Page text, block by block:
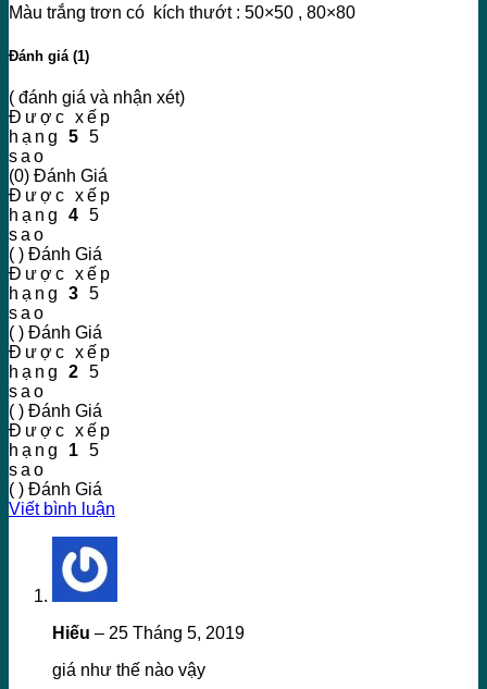
Màu trắng trơn có kích thướt : 50×50 , 80×80
Đánh giá (1)
( đánh giá và nhận xét)
Được xếp
hạng 5 5
sao
(0) Đánh Giá
Được xếp
hạng 4 5
sao
( ) Đánh Giá
Được xếp
hạng 3 5
sao
( ) Đánh Giá
Được xếp
hạng 2 5
sao
( ) Đánh Giá
Được xếp
hạng 1 5
sao
( ) Đánh Giá
Viết bình luận
Hiếu – 25 Tháng 5, 2019
giá như thế nào vậy